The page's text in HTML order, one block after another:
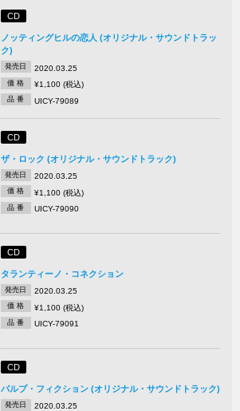
CD
ノッティングヒルの恋人 (オリジナル・サウンドトラッ
ク)
発売日 2020.03.25
価 格 ¥1,100 (税込)
品 番 UICY-79089
CD
ザ・ロック (オリジナル・サウンドトラック)
発売日 2020.03.25
価 格 ¥1,100 (税込)
品 番 UICY-79090
CD
タランティーノ・コネクション
発売日 2020.03.25
価 格 ¥1,100 (税込)
品 番 UICY-79091
CD
パルプ・フィクション (オリジナル・サウンドトラック)
発売日 2020.03.25